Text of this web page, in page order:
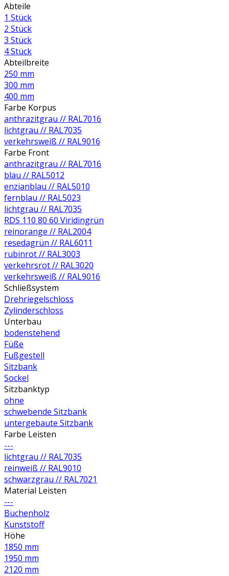
Abteile
1 Stück
2 Stück
3 Stück
4 Stück
Abteilbreite
250 mm
300 mm
400 mm
Farbe Korpus
anthrazitgrau // RAL7016
lichtgrau // RAL7035
verkehrsweiß // RAL9016
Farbe Front
anthrazitgrau // RAL7016
blau // RAL5012
enzianblau // RAL5010
fernblau // RAL5023
lichtgrau // RAL7035
RDS 110 80 60 Viridingrün
reinorange // RAL2004
resedagrün // RAL6011
rubinrot // RAL3003
verkehrsrot // RAL3020
verkehrsweiß // RAL9016
Schließsystem
Drehriegelschloss
Zylinderschloss
Unterbau
bodenstehend
Füße
Fußgestell
Sitzbank
Sockel
Sitzbanktyp
ohne
schwebende Sitzbank
untergebaute Sitzbank
Farbe Leisten
---
lichtgrau // RAL7035
reinweiß // RAL9010
schwarzgrau // RAL7021
Material Leisten
---
Buchenholz
Kunststoff
Höhe
1850 mm
1950 mm
2120 mm